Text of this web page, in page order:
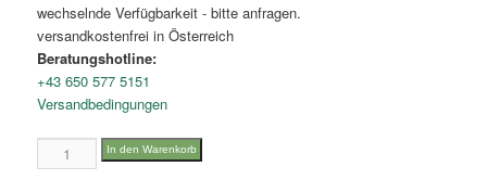
wechselnde Verfügbarkeit - bitte anfragen.
versandkostenfrei in Österreich
Beratungshotline:
+43 650 577 5151
Versandbedingungen
17-
In den Warenkorb